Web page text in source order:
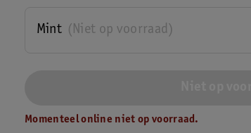
(Niet op voorraad)
Mint
Momenteel online niet op voorraad.